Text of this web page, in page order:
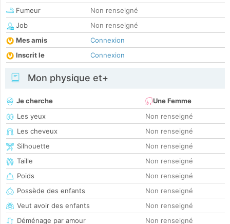
Fumeur
Non renseigné
Job
Non renseigné
Mes amis
Connexion
Inscrit le
Connexion
Mon physique et+
Je cherche
Une Femme
Les yeux
Non renseigné
Les cheveux
Non renseigné
Silhouette
Non renseigné
Taille
Non renseigné
Poids
Non renseigné
Possède des enfants
Non renseigné
Veut avoir des enfants
Non renseigné
Déménage par amour
Non renseigné